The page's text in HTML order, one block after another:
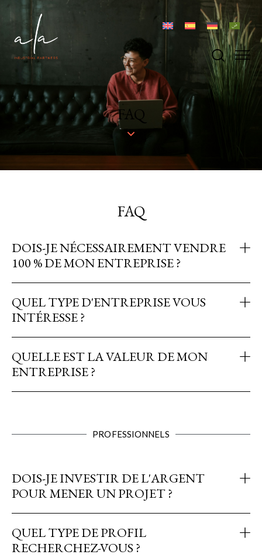
FAQ
FAQ
DOIS-JE NÉCESSAIREMENT VENDRE
100 % DE MON ENTREPRISE ?
QUEL TYPE D'ENTREPRISE VOUS
INTÉRESSE ?
QUELLE EST LA VALEUR DE MON
ENTREPRISE ?
PROFESSIONNELS
DOIS-JE INVESTIR DE L'ARGENT
POUR MENER UN PROJET ?
QUEL TYPE DE PROFIL
RECHERCHEZ-VOUS ?